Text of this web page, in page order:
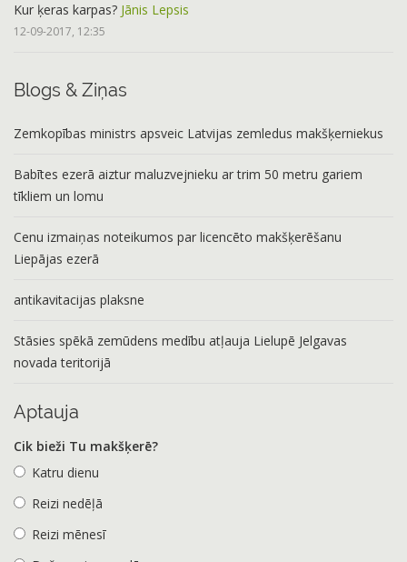
Kur ķeras karpas? Jānis Lepsis
12-09-2017, 12:35
Blogs & Ziņas
Zemkopības ministrs apsveic Latvijas zemledus makšķerniekus
Babītes ezerā aiztur maluzvejnieku ar trim 50 metru gariem
tīkliem un lomu
Cenu izmaiņas noteikumos par licencēto makšķerēšanu
Liepājas ezerā
antikavitacijas plaksne
Stāsies spēkā zemūdens medību atļauja Lielupē Jelgavas
novada teritorijā
Aptauja
Cik bieži Tu makšķerē?
Katru dienu
Reizi nedēļā
Reizi mēnesī